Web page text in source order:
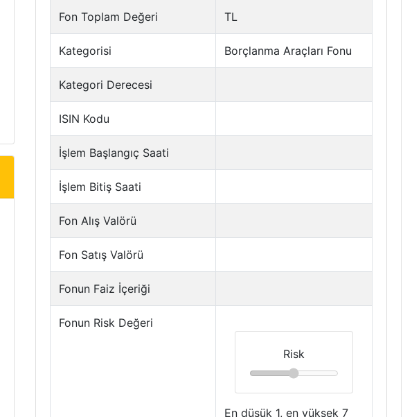
Fon Toplam Değeri TL
Kategorisi Borçlanma Araçları Fonu
Kategori Derecesi
ISIN Kodu
İşlem Başlangıç Saati
İşlem Bitiş Saati
Fon Alış Valörü
Fon Satış Valörü
Fonun Faiz İçeriği
Fonun Risk Değeri
Risk
En düşük 1, en yüksek 7